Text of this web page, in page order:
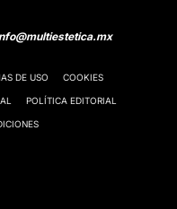
DE USO COOKIES
POLÍTICA EDITORIAL